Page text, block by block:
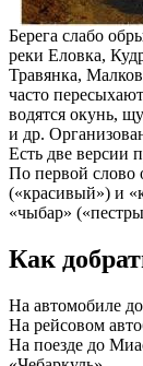
Берега слабо
реки Еловка,
Травянка,
часто
водятся окунь,
и др.
Есть две версии
По первой слово
(«красивый») и
«чыбар»
Как
На автомобиле
На рейсовом
На поезде до